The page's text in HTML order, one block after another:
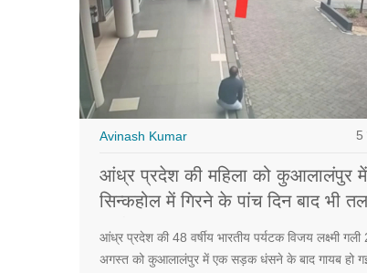
Avinash Kumar 5
आंध्र प्रदेश की महिला को कुआलालंपुर में
सिन्कहोल में गिरने के पांच दिन बाद भी
जारी
आंध्र प्रदेश की 48 वर्षीय भारतीय पर्यटक विजय लक्ष्मी गली
अगस्त को कुआलालंपुर में एक सड़क धंसने के बाद गायब हो